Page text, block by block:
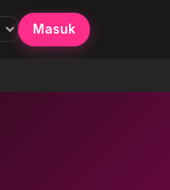
Masuk